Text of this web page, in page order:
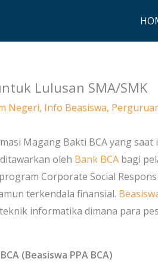
Lulusan SMA/SMK
Negeri, Info Beasiswa,
Magang Bakti BCA yang
oleh Bank BCA bagi
Corporate Social
terkendala finansial.
informatika dimana para
(Beasiswa PPA BCA)